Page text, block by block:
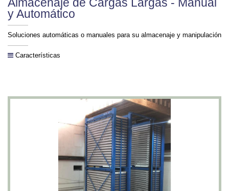
y Automático
Soluciones automáticas o manuales para su almacenaje y manipulación
Características